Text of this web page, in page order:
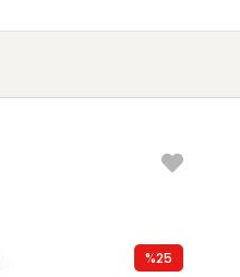
%25